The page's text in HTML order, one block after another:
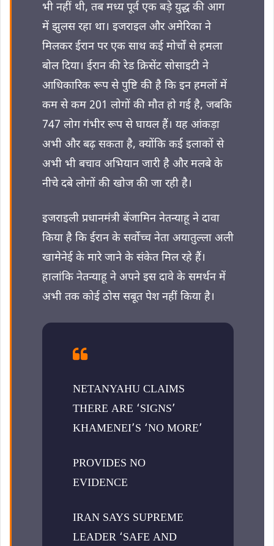
भी नहीं थी, तब मध्य पूर्व एक बड़े युद्ध की आग
में झुलस रहा था। इजराइल और अमेरिका ने
मिलकर ईरान पर एक साथ कई मोर्चों से हमला
बोल दिया। ईरान की रेड क्रिसेंट सोसाइटी ने
आधिकारिक रूप से पुष्टि की है कि इन हमलों में
कम से कम 201 लोगों की मौत हो गई है, जबकि
747 लोग गंभीर रूप से घायल हैं। यह आंकड़ा
अभी और बढ़ सकता है, क्योंकि कई इलाकों से
अभी भी बचाव अभियान जारी है और मलबे के
नीचे दबे लोगों की खोज की जा रही है।
इजराइली प्रधानमंत्री बेंजामिन नेतन्याहू ने दावा
किया है कि ईरान के सर्वोच्च नेता अयातुल्ला अली
खामेनेई के मारे जाने के संकेत मिल रहे हैं।
हालांकि नेतन्याहू ने अपने इस दावे के समर्थन में
अभी तक कोई ठोस सबूत पेश नहीं किया है।
NETANYAHU CLAIMS
THERE ARE ‘SIGNS’
KHAMENEI’S ‘NO MORE’
PROVIDES NO
EVIDENCE
IRAN SAYS SUPREME
LEADER ‘SAFE AND